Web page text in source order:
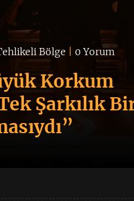
Bölge 0 Yorum
Korkum
Şarkılık